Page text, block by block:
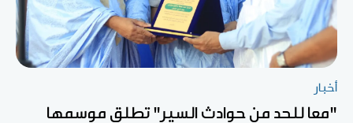
أخبار
"معا للحد من حوادث السير" تطلق موسمها